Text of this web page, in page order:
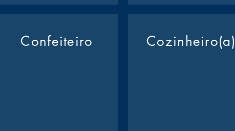
Confeiteiro Cozinheiro(a)